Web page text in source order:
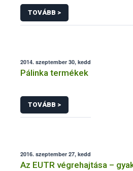
TOVÁBB >
2014. szeptember 30, kedd
Pálinka termékek
TOVÁBB >
2016. szeptember 27, kedd
Az EUTR végrehajtása –